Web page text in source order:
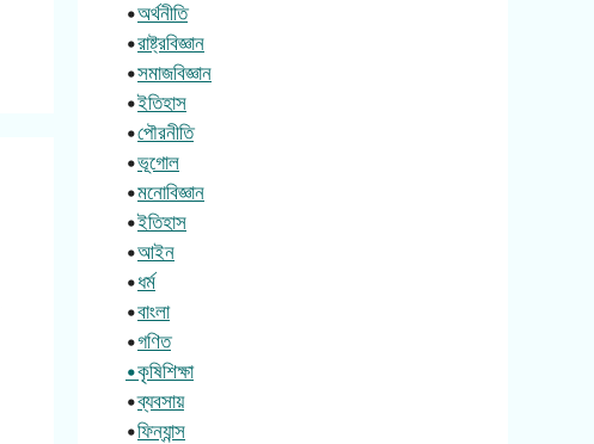
•অর্থনীতি
•রাষ্ট্রবিজ্ঞান
•সমাজবিজ্ঞান
•ইতিহাস
•পৌরনীতি
•ভূগোল
•মনোবিজ্ঞান
•ইতিহাস
•আইন
•ধর্ম
•বাংলা
•গণিত
•কৃষিশিক্ষা
•ব্যবসায়
•ফিন্যান্স